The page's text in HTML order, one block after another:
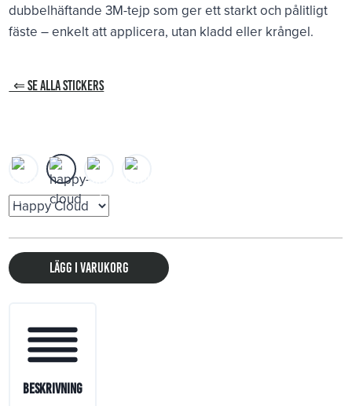
dubbelhäftande 3M-tejp som ger ett starkt och pålitligt
fäste – enkelt att applicera, utan kladd eller krångel.
⇐ SE ALLA STICKERS
Lägg i varukorg
Beskrivning